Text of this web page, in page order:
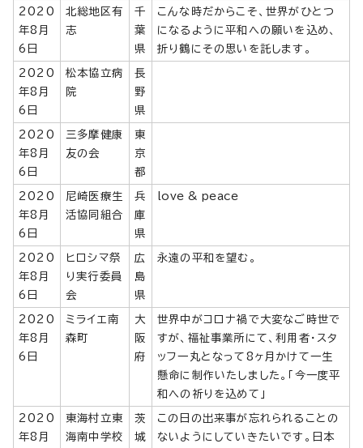
2020
年8月
6日
北総地区有
志
千
葉
県
こんな時だからこそ、世界がひとつ
になるように平和への願いを込め、
折り鶴にその思いを託します。
2020
年8月
6日
松本協立病
院
長
野
県
2020
年8月
6日
三多摩健康
友の会
東
京
都
2020
年8月
6日
尼崎医療生
活協同組合
兵
庫
県
love & peace
2020
年8月
6日
ヒロシマ祭
り実行委員
会
広
島
県
永遠の平和を望む。
2020
年8月
6日
ミライエ南
森町
大
阪
府
世界中がコロナ禍で大変なご時世で
すが、福祉事業所にて、利用者・スタ
ッフ一丸となって8ヶ月かけて一生
懸命に制作いたしました。「今一度平
和への祈りを込めて」
2020
年8月
東海村立東
海南中学校
茨
城
この日の出来事が忘れられることの
ないようにしていきたいです。日本